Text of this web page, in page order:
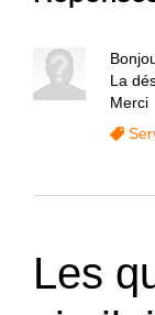
La
Merci
Les